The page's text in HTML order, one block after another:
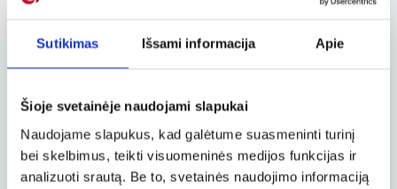
Sutikimas Išsami informacija Apie
Šioje svetainėje naudojami slapukai
Naudojame slapukus, kad galėtume suasmeninti turinį
bei skelbimus, teikti visuomeninės medijos funkcijas ir
analizuoti srautą. Be to, svetainės naudojimo informaciją
atkarpa – 38 arkų kolonos. Šis I amžiuje
archeologinio komplekso, kuris yra saugomas
Unesco, dalis. Kadaise šioje vietoje romėnai
išlikę romėnų teatro, amfiteatro, stadiono,
šventyklų ir kitų pastatų griuvėsiai.
Velnio tiltas – Pont de les Ferreres, Ispanija